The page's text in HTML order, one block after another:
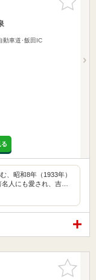
りに追加
動車道･飯田IC
、昭和8年（1933年）
人にも愛され、吉…
お気に入
りに追加